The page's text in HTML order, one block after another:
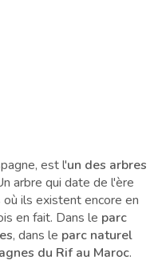
, est l'un des arbres
arbre qui date de l'ère
ils existent encore en
en fait. Dans le parc
, dans le parc naturel
du Rif au Maroc.